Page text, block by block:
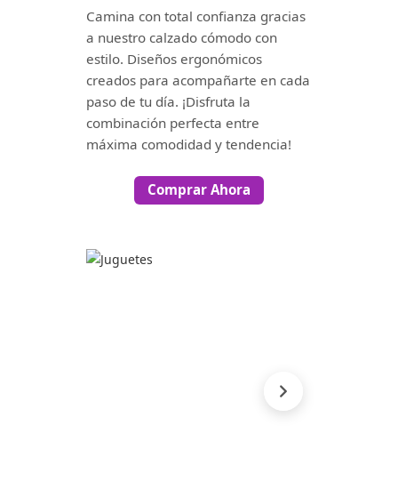
Camina con total confianza gracias
a nuestro calzado cómodo con
estilo. Diseños ergonómicos
creados para acompañarte en cada
paso de tu día. ¡Disfruta la
combinación perfecta entre
máxima comodidad y tendencia!
Comprar Ahora